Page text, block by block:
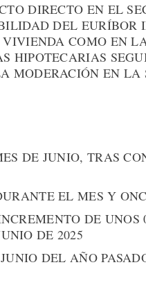
DIRECTO EN EL
DEL EURÍBOR
COMO EN
HIPOTECARIAS
MODERACIÓN EN
DE JUNIO, TRAS
EL MES Y
DE UNOS
DE 2025
DEL AÑO